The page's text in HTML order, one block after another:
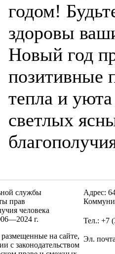
годом!
здоровы
Новый год
позитивные
тепла и
светлых
службы
прав
человека
г.
на сайте,
с законодательством
Адрес:
Тел.: +7
Эл.